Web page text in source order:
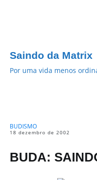
Saindo da Matrix
Por uma vida menos
BUDISMO
18 dezembro de 2002
BUDA: